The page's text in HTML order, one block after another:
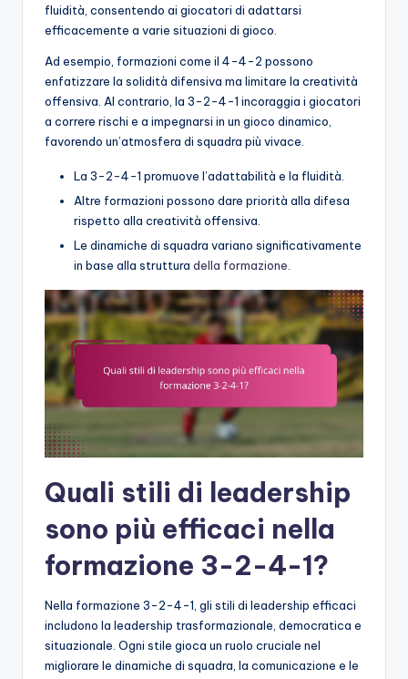
fluidità, consentendo ai giocatori di adattarsi
efficacemente a varie situazioni di gioco.
Ad esempio, formazioni come il 4-4-2 possono
enfatizzare la solidità difensiva ma limitare la creatività
offensiva. Al contrario, la 3-2-4-1 incoraggia i giocatori
a correre rischi e a impegnarsi in un gioco dinamico,
favorendo un’atmosfera di squadra più vivace.
La 3-2-4-1 promuove l’adattabilità e la fluidità.
Altre formazioni possono dare priorità alla difesa
rispetto alla creatività offensiva.
Le dinamiche di squadra variano significativamente
in base alla struttura della formazione.
Quali stili di leadership
sono più efficaci nella
formazione 3-2-4-1?
Nella formazione 3-2-4-1, gli stili di leadership efficaci
includono la leadership trasformazionale, democratica e
situazionale. Ogni stile gioca un ruolo cruciale nel
migliorare le dinamiche di squadra, la comunicazione e le